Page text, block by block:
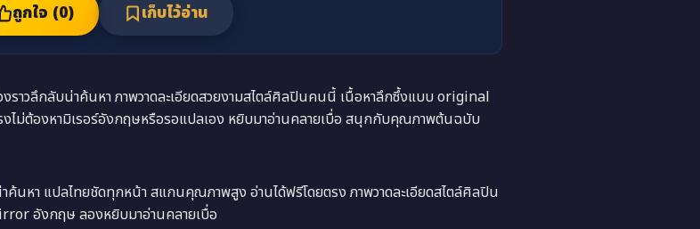
ถูกใจ (0) เก็บไว้อ่าน
าวลึกลับน่าค้นหา ภาพวาดละเอียดสวยงามสไตล์ศิลปินคนนี้ เนื้อหาลึกซึ้งแบบ original
ไม่ต้องหามิเรอร์อังกฤษหรือรอแปลเอง หยิบมาอ่านคลายเบื่อ สนุกกับคุณภาพต้นฉบับ
นหา แปลไทยชัดทุกหน้า สแกนคุณภาพสูง อ่านได้ฟรีโดยตรง ภาพวาดละเอียดสไตล์ศิลปิน
อังกฤษ ลองหยิบมาอ่านคลายเบื่อ